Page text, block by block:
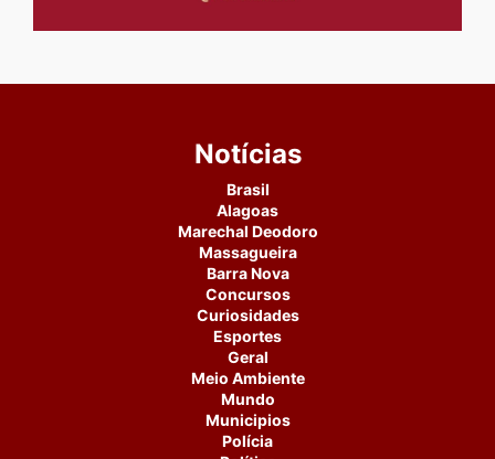
Notícias
Brasil
Alagoas
Marechal Deodoro
Massagueira
Barra Nova
Concursos
Curiosidades
Esportes
Geral
Meio Ambiente
Mundo
Municipios
Polícia